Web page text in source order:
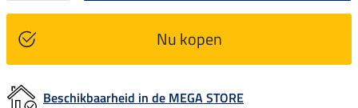
Nu kopen
Beschikbaarheid in de MEGA STORE